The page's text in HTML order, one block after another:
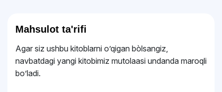
Mahsulot ta'rifi
Agar siz ushbu kitoblarni o’qigan bòlsangiz,
navbatdagi yangi kitobimiz mutolaasi undanda maroqli
bo’ladi.